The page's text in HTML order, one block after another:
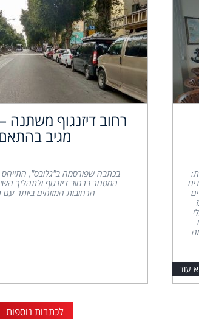
עוד
רחוב דיזנגוף
מגיב
בכתבה שפורסמה ב"גלובס", התייחס
המסחר ברחוב דיזנגוף ולתהליך
הרחובות המזוהים ביותר עם
לכתבות נוספות